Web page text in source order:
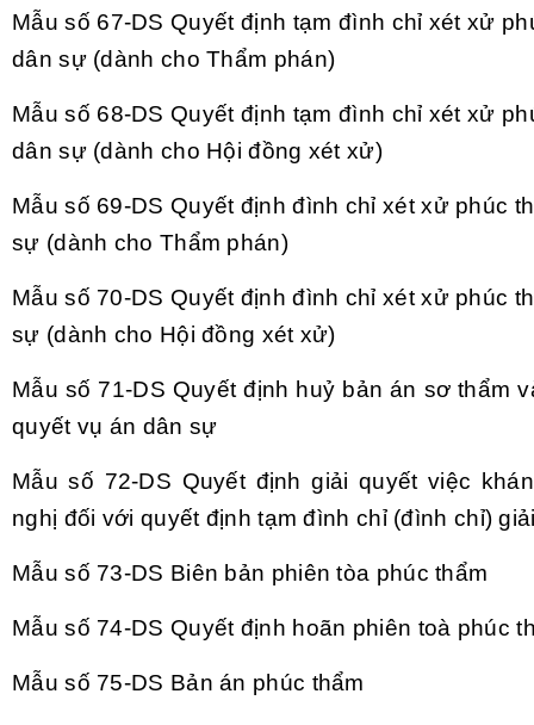
Mẫu số 67-DS Quyết định tạm đình chỉ xét xử ph
dân sự (dành cho Thẩm phán)
Mẫu số 68-DS Quyết định tạm đình chỉ xét xử ph
dân sự (dành cho Hội đồng xét xử)
Mẫu số 69-DS Quyết định đình chỉ xét xử phúc th
sự (dành cho Thẩm phán)
Mẫu số 70-DS Quyết định đình chỉ xét xử phúc th
sự (dành cho Hội đồng xét xử)
Mẫu số 71-DS Quyết định huỷ bảnán sơ thẩm v
quyết vụ án dân sự
Mẫu số 72-DS Quyết định giải quyết việc kh
nghị đối với quyết định tạm đình chỉ (đình chỉ)
Mẫu số 73-DS Biên bản phiên tòa phúc thẩm
Mẫu số 74-DS Quyết định hoãn phiên toà phúc
Mẫu số 75-DS Bảnán phúc thẩm